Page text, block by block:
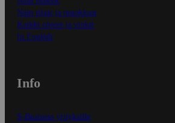
Näin tilaat ja muokkaat
Kaikki ohjeet ja vinkit
In English
Info
S-Business yrityksille